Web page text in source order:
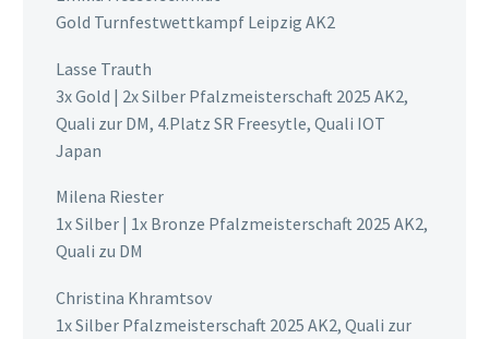
Gold Turnfestwettkampf Leipzig AK2
Lasse Trauth
3x Gold | 2x Silber Pfalzmeisterschaft 2025 AK2,
Quali zur DM, 4.Platz SR Freesytle, Quali IOT
Japan
Milena Riester
1x Silber | 1x Bronze Pfalzmeisterschaft 2025 AK2,
Quali zu DM
Christina Khramtsov
1x Silber Pfalzmeisterschaft 2025 AK2, Quali zur